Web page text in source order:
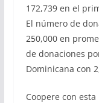
172,739 en el
El número de
250,000 en
de donaciones
Dominicana con
Coopere con